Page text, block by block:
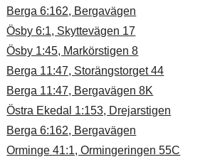
Berga 6:162, Bergavägen
Ösby 6:1, Skyttevägen 17
Ösby 1:45, Markörstigen 8
Berga 11:47, Storängstorget 44
Berga 11:47, Bergavägen 8K
Östra Ekedal 1:153, Drejarstigen
Berga 6:162, Bergavägen
Orminge 41:1, Ormingeringen 55C